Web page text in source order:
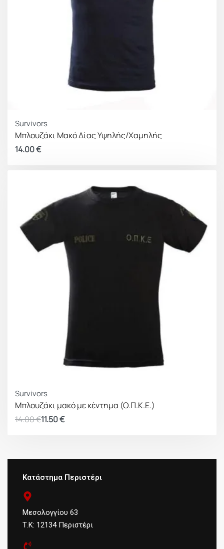
Survivors
Μπλουζάκι Μακό Δίας Υψηλής/Χαμηλής
14.00€
Survivors
Μπλουζάκι μακό με κέντημα (Ο.Π.Κ.Ε.)
14.00€11.50€
Κατάστημα Περιστέρι
Μεσολογγίου 63
Τ.Κ: 12134 Περιστέρι